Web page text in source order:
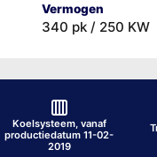
Vermogen
340 pk / 250 KW
Koelsysteem, vanaf
productiedatum 11-02-
2019